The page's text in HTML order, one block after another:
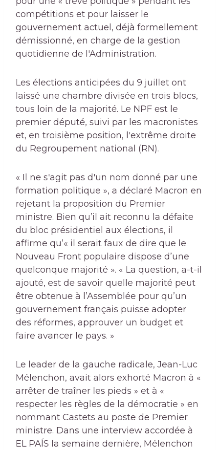
compétitions et pour laisser le
gouvernement actuel, déjà formellement
démissionné, en charge de la gestion
quotidienne de l'Administration.
Les élections anticipées du 9 juillet ont
laissé une chambre divisée en trois blocs,
tous loin de la majorité. Le NPF est le
premier député, suivi par les macronistes
et, en troisième position, l'extrême droite
du Regroupement national (RN).
« Il ne s'agit pas d'un nom donné par une
formation politique », a déclaré Macron en
rejetant la proposition du Premier
ministre. Bien qu’il ait reconnu la défaite
du bloc présidentiel aux élections, il
affirme qu’« il serait faux de dire que le
Nouveau Front populaire dispose d’une
quelconque majorité ». « La question, a-t-il
ajouté, est de savoir quelle majorité peut
être obtenue à l’Assemblée pour qu’un
gouvernement français puisse adopter
des réformes, approuver un budget et
faire avancer le pays. »
Le leader de la gauche radicale, Jean-Luc
Mélenchon, avait alors exhorté Macron à «
arrêter de traîner les pieds » et à «
respecter les règles de la démocratie » en
nommant Castets au poste de Premier
ministre. Dans une interview accordée à
EL PAÍS la semaine dernière, Mélenchon